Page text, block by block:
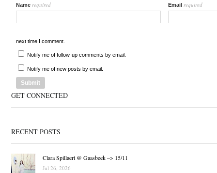
Name required Email required
next time I comment.
Notify me of follow-up comments by email.
Notify me of new posts by email.
GET CONNECTED
RECENT POSTS
Clara Spillaert @ Gaasbeek –> 15/11
Jul 26, 2026